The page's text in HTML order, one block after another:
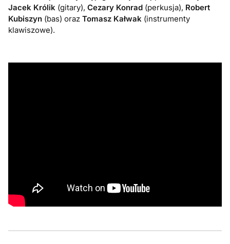
Jacek Królik (gitary),Cezary Konrad (perkusja), Robert
Kubiszyn (bas) orazTomasz Kałwak (instrumenty
klawiszowe).